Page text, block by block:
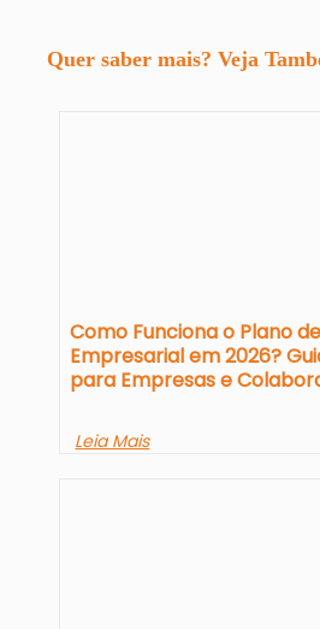
Quer saber mais? Veja
Como Funciona o Plano
Empresarial em 2026?
para Empresas e
Leia Mais